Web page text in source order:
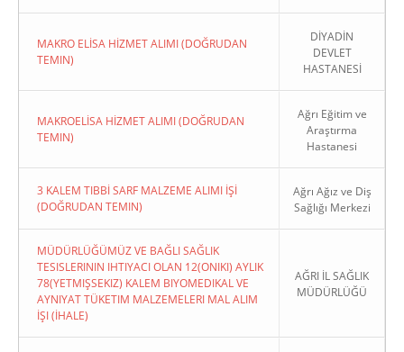
MAKRO ELİSA HİZMET ALIMI (DOĞRUDAN
TEMIN)
DİYADİN
DEVLET
HASTANESİ
MAKROELİSA HİZMET ALIMI (DOĞRUDAN
TEMIN)
Ağrı Eğitim ve
Araştırma
Hastanesi
3 KALEM TIBBİ SARF MALZEME ALIMI İŞİ
(DOĞRUDAN TEMIN)
Ağrı Ağız ve Diş
Sağlığı Merkezi
MÜDÜRLÜĞÜMÜZ VE BAĞLI SAĞLIK
TESISLERININ IHTIYACI OLAN 12(ONIKI) AYLIK
78(YETMIŞSEKIZ) KALEM BIYOMEDIKAL VE
AYNIYAT TÜKETIM MALZEMELERI MAL ALIM
İŞI (İHALE)
AĞRI İL SAĞLIK
MÜDÜRLÜĞÜ